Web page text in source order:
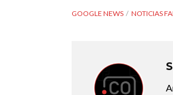
GOOGLE NEWS NOTICIAS